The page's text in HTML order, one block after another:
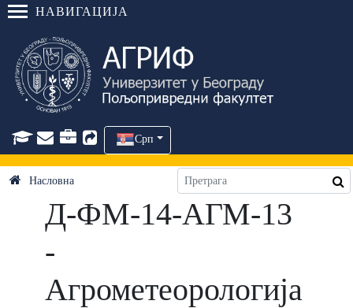
НАВИГАЦИЈА
Срп
Насловна
Д-ФМ-14-АГМ-13
-
Агрометеорологија